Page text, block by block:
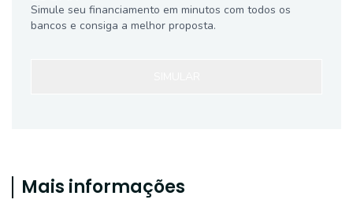
Simule seu financiamento em minutos com todos os
bancos e consiga a melhor proposta.
Mais informações